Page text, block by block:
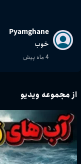
Pyamghane
خوب
4 ماه پیش
از مجموعه ویدیو